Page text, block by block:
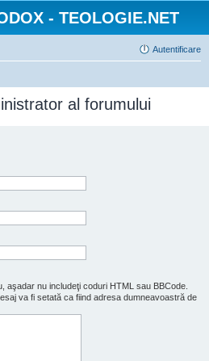
- TEOLOGIE.NET
Autentificare
al forumului
aşadar nu includeţi coduri HTML sau BBCode.
va fi setată ca fiind adresa dumneavoastră de